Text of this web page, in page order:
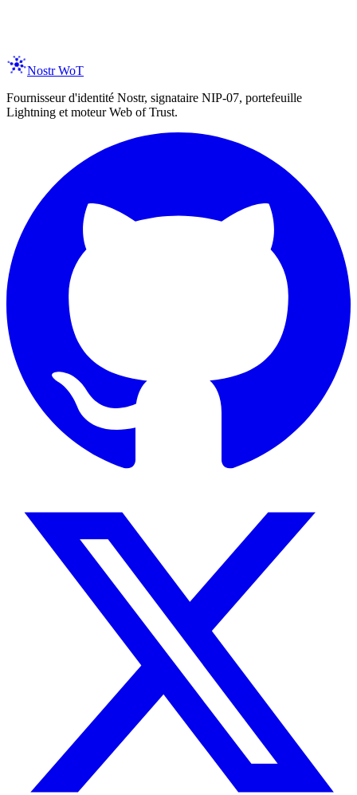
Nostr WoT
Fournisseur d'identité Nostr, signataire NIP-07, portefeuille
Lightning et moteur Web of Trust.